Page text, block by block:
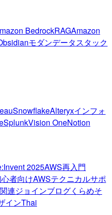
BedrockRAGAmazon
モダンデータスタック
SnowflakeAlteryxインフォ
SplunkVision OneNotion
2025AWS再入門
者向けAWSテクニカルサポ
連ジョインブログくらめそ
インThai